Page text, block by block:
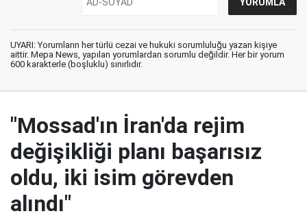
UYARI: Yorumların her türlü cezai ve hukuki sorumluluğu yazan kişiye
aittir. Mepa News, yapılan yorumlardan sorumlu değildir. Her bir yorum
600 karakterle (boşluklu) sınırlıdır.
"Mossad'ın İran'da rejim
değişikliği planı başarısız
oldu, iki isim görevden
alındı"